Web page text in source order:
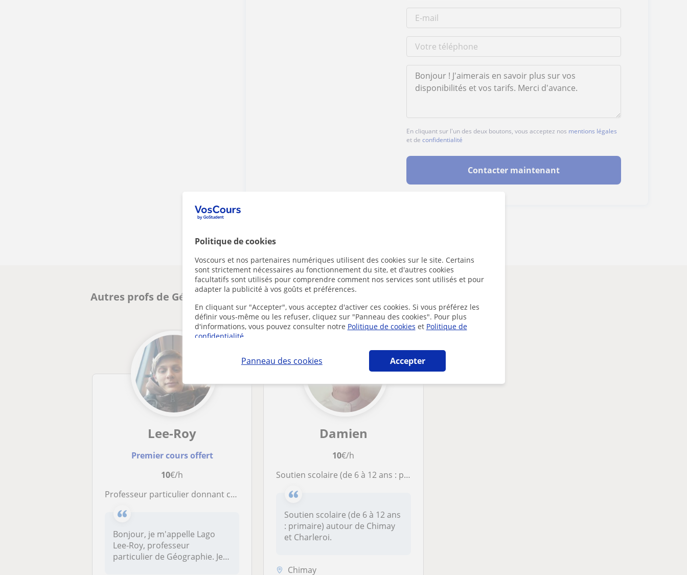
Politique de cookies
Voscours et nos partenaires numériques utilisent des cookies sur le site. Certains
sont strictement nécessaires au fonctionnement du site, et d'autres cookies
facultatifs sont utilisés pour comprendre comment nos services sont utilisés et pour
adapter la publicité à vos goûts et préférences.
En cliquant sur "Accepter", vous acceptez d'activer ces cookies. Si vous préférez les
définir vous-même ou les refuser, cliquez sur "Panneau des cookies". Pour plus
d'informations, vous pouvez consulter notre Politique de cookies et Politique de
confidentialité.
Panneau des cookies Accepter
En cliquant sur l'un des deux boutons, vous acceptez nos mentions légales
et deconfidentialité
Contacter maintenant
Autres profs de Géographie à France susceptibles de vous intéresser
Lee-Roy
Premier cours offert
10€/h
Professeur particulier donnant cours dans Rixensart et ses alentours mais également sur Genappe
Bonjour, je m'appelle Lago
Lee-Roy, professeur
particulier de Géographie. Je
Damien
10€/h
Soutien scolaire (de 6 à 12 ans : primaire) autour de Chimay et Charleroi
Soutien scolaire (de 6 à 12 ans
: primaire) autour de Chimay
et Charleroi.
Chimay